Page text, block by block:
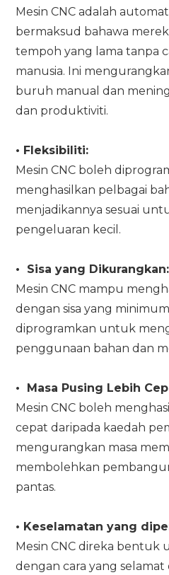
Mesin CNC adalah
bermaksud bahawa
tempoh yang lama tanpa
manusia. Ini
buruh manual dan
dan produktiviti.
• Fleksibiliti:
Mesin CNC boleh
menghasilkan pelbagai
menjadikannya sesuai
pengeluaran kecil.
• Sisa yang Dikurangkan:
Mesin CNC mampu
dengan sisa yang
diprogramkan untuk
penggunaan bahan dan
•
Masa Pusing Lebih
Mesin CNC boleh
cepat daripada kaedah
mengurangkan masa
membolehkan
pantas.
• Keselamatan yang
Mesin CNC direka bentuk
dengan cara yang